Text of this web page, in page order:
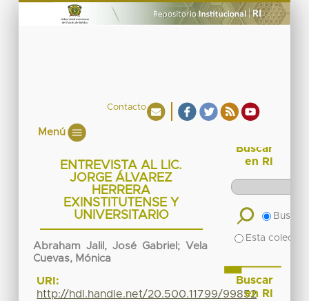
Contacto
Menú
ENTREVISTA AL LIC.
JORGE ÁLVAREZ
HERRERA
EXINSTITUTENSE Y
UNIVERSITARIO
Abraham Jalil, José Gabriel ; Vela
Cuevas, Mónica
URI:
http://hdl.handle.net/20.500.11799/99852
Buscar
en RI
Buscar
Esta
Buscar
en RI